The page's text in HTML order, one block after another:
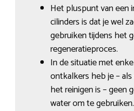
Het pluspunt van een
cilinders is dat je wel
gebruiken tijdens het
regeneratieproces.
In de situatie met
ontkalkers heb je –
het reinigen is – geen
water om te gebruiken.